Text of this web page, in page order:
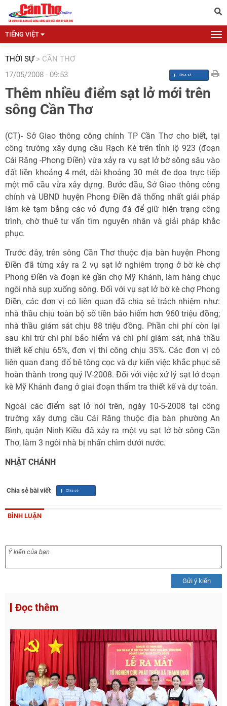
TIẾNG VIỆT
THỜI SỰ > CẦN THƠ
17/05/2008 - 09:53
Thêm nhiều điểm sạt lở mới trên
sông Cần Thơ
(CT)- Sở Giao thông công chính TP Cần Thơ cho biết, tại
công trường xây dựng cầu Rạch Kè trên tỉnh lộ 923 (đoạn
Cái Răng -Phong Điền) vừa xảy ra vụ sạt lở bờ sông sâu vào
đất liền khoảng 4 mét, dài khoảng 30 mét đe dọa trực tiếp
một mố cầu vừa xây dựng. Bước đầu, Sở Giao thông công
chính và UBND huyện Phong Điền đã thống nhất giải pháp
làm kè tạm bằng các vỏ đựng đá để giữ hiện trạng công
trình, chờ thuê tư vấn tìm nguyên nhân và giải pháp khắc
phục.
Trước đây, trên sông Cần Thơ thuộc địa bàn huyện Phong
Điền đã từng xảy ra 2 vụ sạt lở nghiêm trọng ở bờ kè chợ
Phong Điền và đoạn kè gần chợ Mỹ Khánh, làm hàng chục
ngôi nhà sụp xuống sông. Đối với vụ sạt lở bờ kè chợ Phong
Điền, các đơn vị có liên quan đã chia sẻ trách nhiệm như:
nhà thầu chịu toàn bộ số tiền bảo hiểm hơn 960 triệu đồng;
nhà thầu giám sát chịu 88 triệu đồng. Phần chi phí còn lại
sau khi trừ chi phí bảo hiểm và chi phí giám sát, nhà thầu
thiết kế chịu 65%, đơn vị thi công chịu 35%. Các đơn vị có
liên quan đang đổ bê tông cọc và dự kiến việc khắc phục sẽ
hoàn thành trong quý IV-2008. Đối với việc xử lý sạt lở đoạn
kè Mỹ Khánh đang ở giai đoạn thẩm tra thiết kế và dự toán.
Ngoài các điểm sạt lở nói trên, ngày 10-5-2008 tại công
trường xây dựng cầu Cái Răng thuộc địa bàn phường An
Bình, quận Ninh Kiều đã xảy ra một vụ sạt lở bờ sông Cần
Thơ, làm 3 ngôi nhà bị nhấn chìm dưới nước.
NHẬT CHÁNH
Chia sẻ bài viết
BÌNH LUẬN
Gửi ý kiến
Đọc thêm